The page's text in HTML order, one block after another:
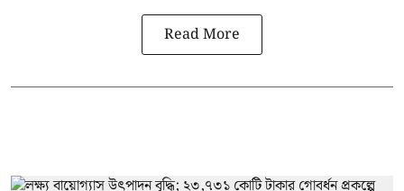
Read More